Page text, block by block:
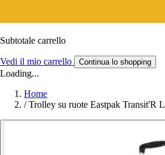
Subtotale carrello
Vedi il mio carrello Continua lo shopping
Loading...
Home
/ Trolley su ruote Eastpak Transit'R L